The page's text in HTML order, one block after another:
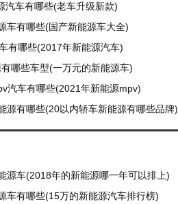
汽车有哪些(老车升级新款)
车有哪些(国产新能源车大全)
有哪些(2017年新能源汽车)
哪些车型(一万元的新能源车)
汽车有哪些(2021年新能源mpv)
源有哪些(20以内轿车新能源有哪些品牌)
源车(2018年的新能源哪一年可以排上)
车有哪些(15万的新能源汽车排行榜)